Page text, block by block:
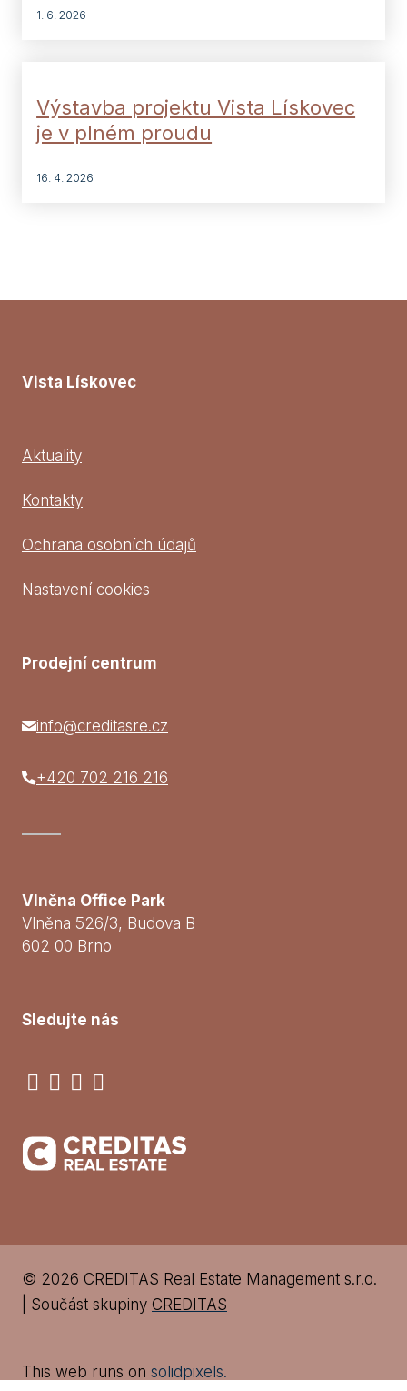
1. 6. 2026
Výstavba projektu Vista Lískovec
je v plném proudu
16. 4. 2026
Vista Lískovec
Aktuality
Kontakty
Ochrana osobních údajů
Nastavení cookies
Prodejní centrum
info@creditasre.cz
+420 702 216 216
Vlněna Office Park
Vlněna 526/3, Budova B
602 00 Brno
Sledujte nás
© 2026 CREDITAS Real Estate Management s.r.o.
| Součást skupiny CREDITAS
This web runs on solidpixels.